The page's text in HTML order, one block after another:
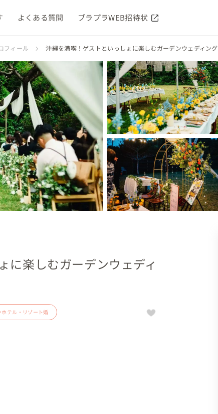
よくある質問 ブラプラWEB招待状
フィール 沖縄を満喫！ゲストといっしょに楽しむガーデンウェディング
に楽しむガーデンウェディ
ホテル・リゾート婚